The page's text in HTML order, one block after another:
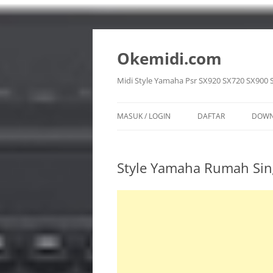
Langsung
Okemidi.com
Midi Style Yamaha Psr SX920 SX720 SX900
MASUK / LOGIN DAFTAR
Style Yamaha Rumah